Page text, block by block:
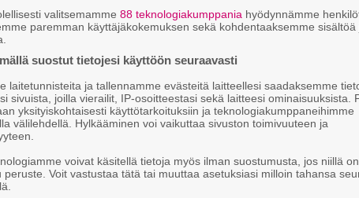
9.
valitsemamme 88 teknologiakumppania hyödynnämme
paremman käyttäjäkokemuksen sekä kohdentaaksemme sisältöä
suostut tietojesi käyttöön seuraavasti
laitetunnisteita ja tallennamme evästeitä laitteellesi saadaksemme
sivuista, joilla vierailit, IP-osoitteestasi sekä laitteesi ominaisuuksista.
yksityiskohtaisesti käyttötarkoituksiin ja teknologiakumppaneihimme
välilehdellä. Hylkääminen voi vaikuttaa sivuston toimivuuteen ja
voivat käsitellä tietoja myös ilman suostumusta, jos niillä
peruste. Voit vastustaa tätä tai muuttaa asetuksiasi milloin tahansa